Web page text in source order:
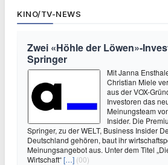
KINO/TV-NEWS
Zwei «Höhle der Löwen»-
Springer
Mit Janna
Christian Miele
aus der VOX-
Investoren das
Meinungsteam
Insider. Die
Springer, zu der WELT, Business Insider
Deutschland gehören, baut ihr
Meinungsangebot aus. Unter dem Titel
Wirtschaft“[…] (00)